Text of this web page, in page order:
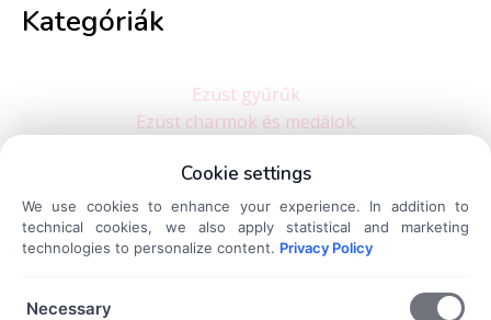
Kategóriák
Ezüst gyűrűk
Ezüst charmok és medálok
Ezüst nyakláncok
Ezüst fülbevalók
Dokumentumok
Cookie settings
We use cookies to enhance your experience. In addition to
technical cookies, we also apply statistical and marketing
technologies to personalize content. Privacy Policy
Necessary